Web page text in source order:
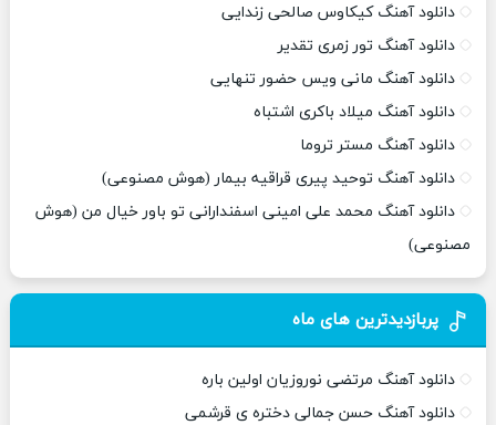
دانلود آهنگ کیکاوس صالحی زندایی
دانلود آهنگ تور زمری تقدیر
دانلود آهنگ مانی ویس حضور تنهایی
دانلود آهنگ میلاد باکری اشتباه
دانلود آهنگ مستر تروما
دانلود آهنگ توحید پیری قراقیه بیمار (هوش مصنوعی)
دانلود آهنگ محمد علی امینی اسفندارانی تو باور خیال من (هوش
مصنوعی)
پربازدیدترین های ماه
دانلود آهنگ مرتضی نوروزیان اولین باره
دانلود آهنگ حسن جمالی دختره ی قرشمی